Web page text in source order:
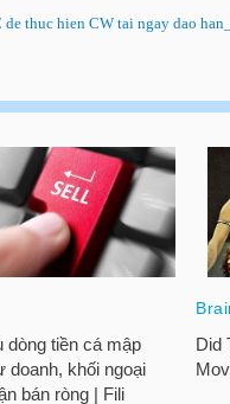
thuc hien CW tai ngay dao
ký cuối cùng để